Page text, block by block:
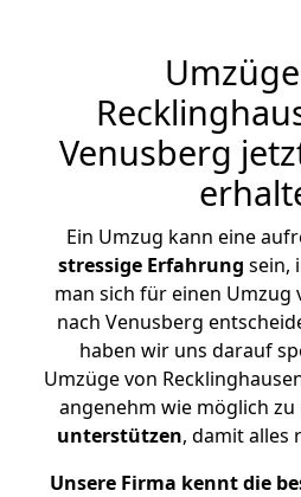
Venusberg
Ein Umzug kann eine
stressige Erfahrung sein,
man sich für einen Umzug
nach Venusberg
haben wir uns darauf
Umzüge von
angenehm wie möglich zu
unterstützen, damit alles
Unsere Firma kennt die